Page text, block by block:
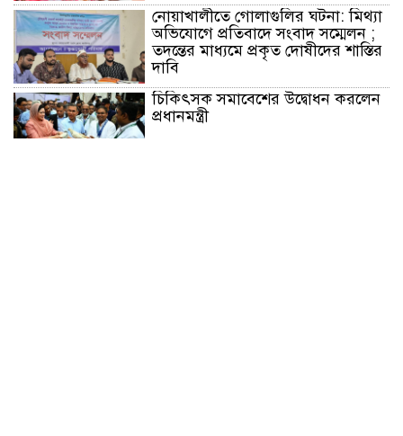
নোয়াখালীতে গোলাগুলির ঘটনা: মিথ্যা
অভিযোগে প্রতিবাদে সংবাদ সম্মেলন ;
তদন্তের মাধ্যমে প্রকৃত দোষীদের শাস্তির
দাবি
চিকিৎসক সমাবেশের উদ্বোধন করলেন
প্রধানমন্ত্রী